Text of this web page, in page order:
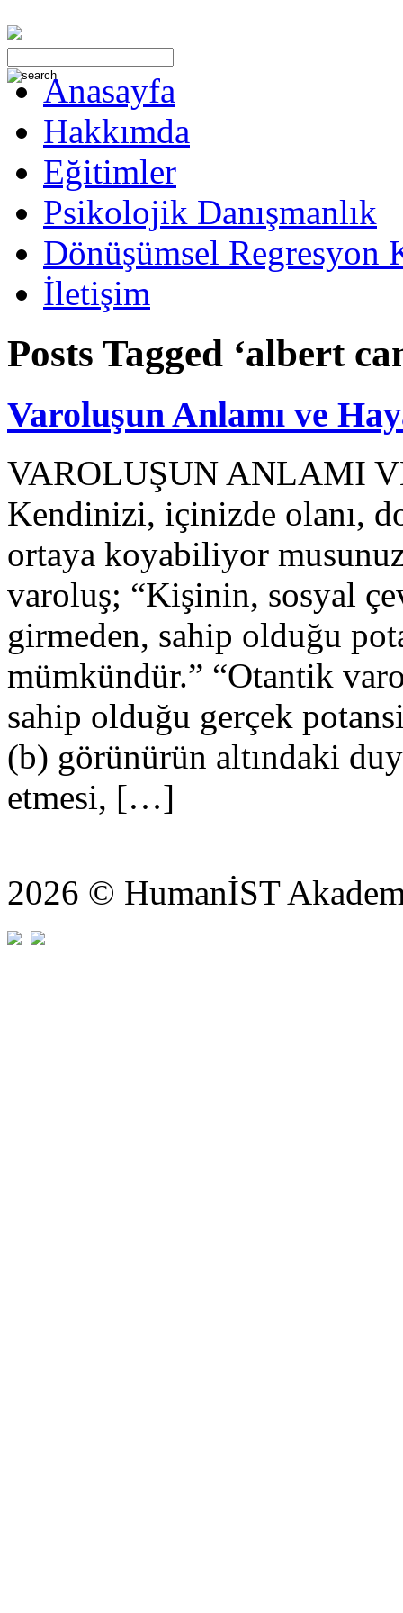
Anasayfa
Hakkımda
Eğitimler
Psikolojik Danışmanlık
Dönüşümsel Regresyon
İletişim
Posts Tagged ‘albert
Varoluşun Anlamı ve
VAROLUŞUN ANLAMI
Kendinizi, içinizde olanı,
ortaya koyabiliyor
varoluş; “Kişinin, sosyal
girmeden, sahip olduğu
mümkündür.” “Otantik
sahip olduğu gerçek
(b) görünürün altındaki
etmesi, […]
2026 © HumanİST